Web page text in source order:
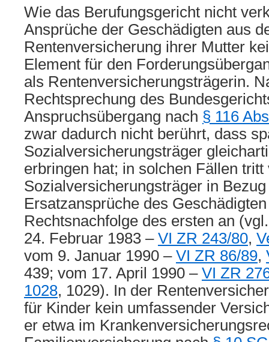
Wie das Berufungsgericht nicht
Ansprüche der Geschädigten aus
Rentenversicherung ihrer Mutter
Element für den
als Rentenversicherungsträgerin.
Rechtsprechung des
Anspruchsübergang nach § 116
zwar dadurch nicht berührt, dass
Sozialversicherungsträger
erbringen hat; in solchen Fällen
Sozialversicherungsträger in
Ersatzansprüche des
Rechtsnachfolge des ersten an
24. Februar 1983 – VI ZR 243/80,
vom 9. Januar 1990 – VI ZR 86/89,
439; vom 17. April 1990 – VI ZR
1028, 1029). In der
für Kinder kein umfassender
er etwa im